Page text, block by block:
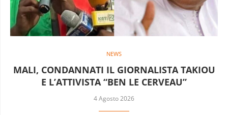
NEWS
MALI, CONDANNATI IL GIORNALISTA TAKIOU
E L’ATTIVISTA “BEN LE CERVEAU”
4 Agosto 2026